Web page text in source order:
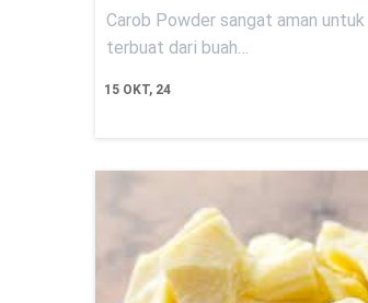
15 OKT, 24
Carob Powder sangat aman untuk
terbuat dari buah…